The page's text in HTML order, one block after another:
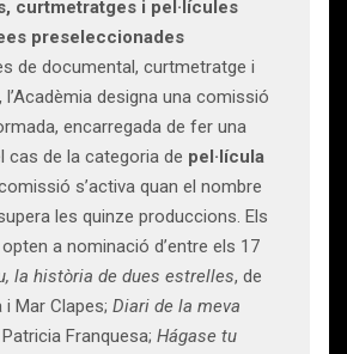
curtmetratges i pel·lícules
preseleccionades
de documental, curtmetratge i
l’Acadèmia designa una comissió
encarregada de fer una
cas de la categoria de pel·lícula
s’activa quan el nombre
les quinze produccions. Els
a nominació d’entre els 17
la història de dues estrelles, de
i Mar Clapes; Diari de la meva
Franquesa; Hágase tu